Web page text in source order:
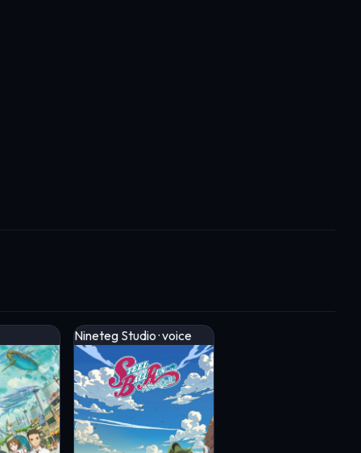
Nineteg Studio · voice